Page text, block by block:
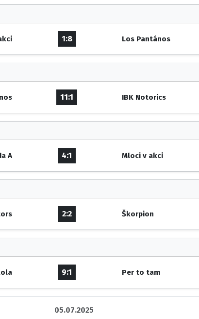
1:8 Los Pantános
11:1 IBK Notorics
A 4:1 Mloci v akci
2:2 Škorpion
9:1 Per to tam
05.07.2025